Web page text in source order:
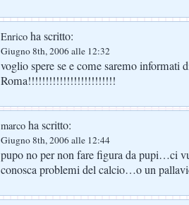
Enrico ha scritto:
Giugno 8th, 2006 alle 12:32
voglio spere se e come saremo informati
Roma!!!!!!!!!!!!!!!!!!!!!!!!!
marco ha scritto:
Giugno 8th, 2006 alle 12:44
pupo no per non fare figura da pupi…ci
conosca problemi del calcio…o un